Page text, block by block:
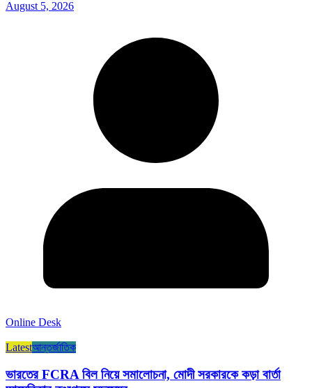
August 5, 2026
Online Desk
Latestআন্তর্জাতিক
ভারতের FCRA বিল নিয়ে সমালোচনা, মোদী সরকারকে কড়া বার্তা